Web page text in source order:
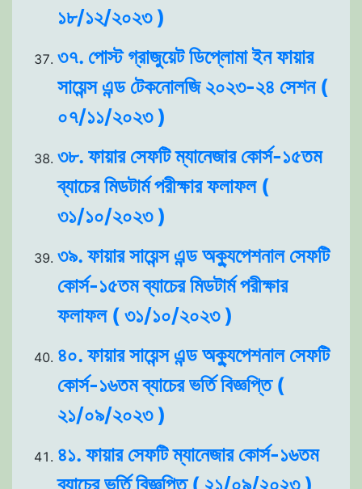
১৮/১২/২০২৩ )
৩৭. পোস্ট গ্রাজুয়েট ডিপ্লোমা ইন ফায়ার
সায়েন্স এন্ড টেকনোলজি ২০২৩-২৪ সেশন (
০৭/১১/২০২৩ )
৩৮. ফায়ার সেফটি ম্যানেজার কোর্স-১৫তম
ব্যাচের মিডটার্ম পরীক্ষার ফলাফল (
৩১/১০/২০২৩ )
৩৯. ফায়ার সায়েন্স এন্ড অক্যুপেশনাল সেফটি
কোর্স-১৫তম ব্যাচের মিডটার্ম পরীক্ষার
ফলাফল ( ৩১/১০/২০২৩ )
৪০. ফায়ার সায়েন্স এন্ড অক্যুপেশনাল সেফটি
কোর্স-১৬তম ব্যাচের ভর্তি বিজ্ঞপ্তি (
২১/০৯/২০২৩ )
৪১. ফায়ার সেফটি ম্যানেজার কোর্স-১৬তম
ব্যাচের ভর্তি বিজ্ঞপ্তি ( ২১/০৯/২০২৩ )